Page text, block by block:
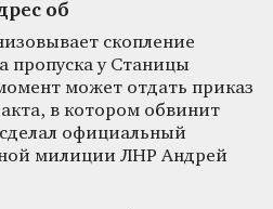
об
скопление
пропуска у Станицы
может отдать приказ
в котором обвинит
официальный
милиции ЛНР Андрей